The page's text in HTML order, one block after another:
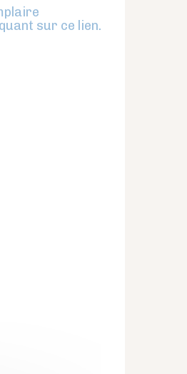
sur ce lien.